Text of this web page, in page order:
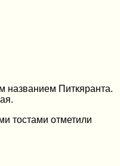
названием Питкяранта.
тостами отметили